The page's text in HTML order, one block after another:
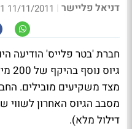
דניאל פליישר |
11/11/2011 22:11
חברת 'בטר פלייס' הודיעה
מצד משקיעים מובילים.
דילול מלא).